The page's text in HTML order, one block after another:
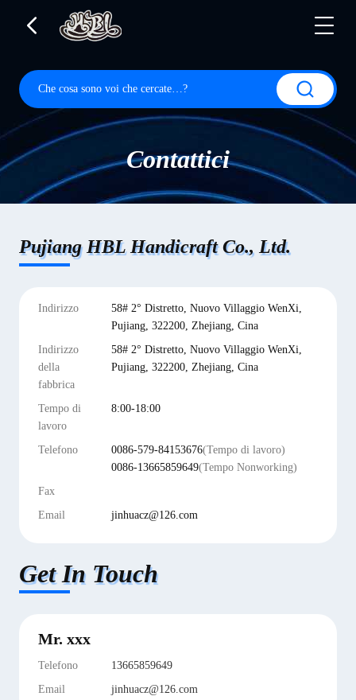
Contattici
Pujiang HBL Handicraft Co., Ltd.
Indirizzo
58# 2° Distretto, Nuovo Villaggio WenXi,
Pujiang, 322200, Zhejiang, Cina
Indirizzo
della
fabbrica
58# 2° Distretto, Nuovo Villaggio WenXi,
Pujiang, 322200, Zhejiang, Cina
Tempo di
lavoro
8:00-18:00
Telefono 0086-579-84153676(Tempo di lavoro)
0086-13665859649(Tempo Nonworking)
Fax
Email
jinhuacz@126.com
Get In Touch
Mr. xxx
Telefono
13665859649
Email
jinhuacz@126.com